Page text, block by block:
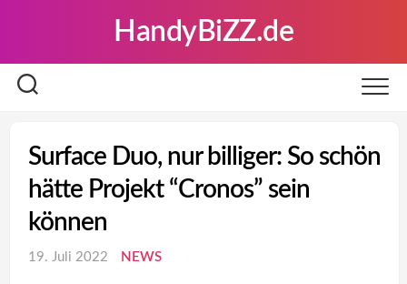
HandyBiZZ.de
Surface Duo, nur billiger: So schön
hätte Projekt “Cronos” sein
können
19. Juli 2022 NEWS